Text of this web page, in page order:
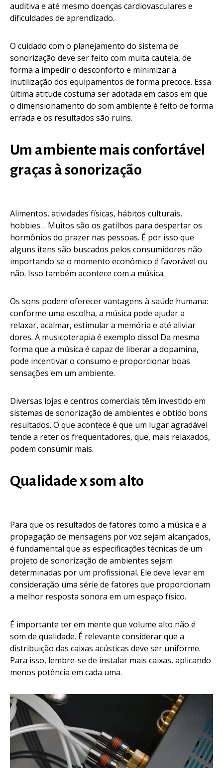
auditiva e até mesmo doenças cardiovasculares e
dificuldades de aprendizado.
O cuidado com o planejamento do sistema de
sonorização deve ser feito com muita cautela, de
forma a impedir o desconforto e minimizar a
inutilização dos equipamentos de forma precoce. Essa
última atitude costuma ser adotada em casos em que
o dimensionamento do som ambiente é feito de forma
errada e os resultados são ruins.
Um ambiente mais confortável
graças à sonorização
Alimentos, atividades físicas, hábitos culturais,
hobbies… Muitos são os gatilhos para despertar os
hormônios do prazer nas pessoas. É por isso que
alguns itens são buscados pelos consumidores não
importando se o momento econômico é favorável ou
não. Isso também acontece com a música.
Os sons podem oferecer vantagens à saúde humana:
conforme uma escolha, a música pode ajudar a
relaxar, acalmar, estimular a memória e até aliviar
dores. A musicoterapia é exemplo disso! Da mesma
forma que a música é capaz de liberar a dopamina,
pode incentivar o consumo e proporcionar boas
sensações em um ambiente.
Diversas lojas e centros comerciais têm investido em
sistemas de sonorização de ambientes e obtido bons
resultados. O que acontece é que um lugar agradável
tende a reter os frequentadores, que, mais relaxados,
podem consumir mais.
Qualidade x som alto
Para que os resultados de fatores como a música e a
propagação de mensagens por voz sejam alcançados,
é fundamental que as especificações técnicas de um
projeto de sonorização de ambientes sejam
determinadas por um profissional. Ele deve levar em
consideração uma série de fatores que proporcionam
a melhor resposta sonora em um espaço físico.
É importante ter em mente que volume alto não é
som de qualidade. É relevante considerar que a
distribuição das caixas acústicas deve ser uniforme.
Para isso, lembre-se de instalar mais caixas, aplicando
menos potência em cada uma.